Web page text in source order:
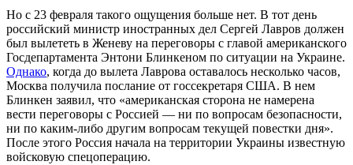
Но с 23 февраля такого ощущения больше нет. В тот день
российский министр иностранных дел Сергей Лавров должен
был вылететь в Женеву на переговоры с главой американского
Госдепартамента Энтони Блинкеном по ситуации на Украине.
Однако, когда до вылета Лаврова оставалось несколько часов,
Москва получила послание от госсекретаря США. В нем
Блинкен заявил, что «американская сторона не намерена
вести переговоры с Россией — ни по вопросам безопасности,
ни по каким-либо другим вопросам текущей повестки дня».
После этого Россия начала на территории Украины известную
войсковую спецоперацию.